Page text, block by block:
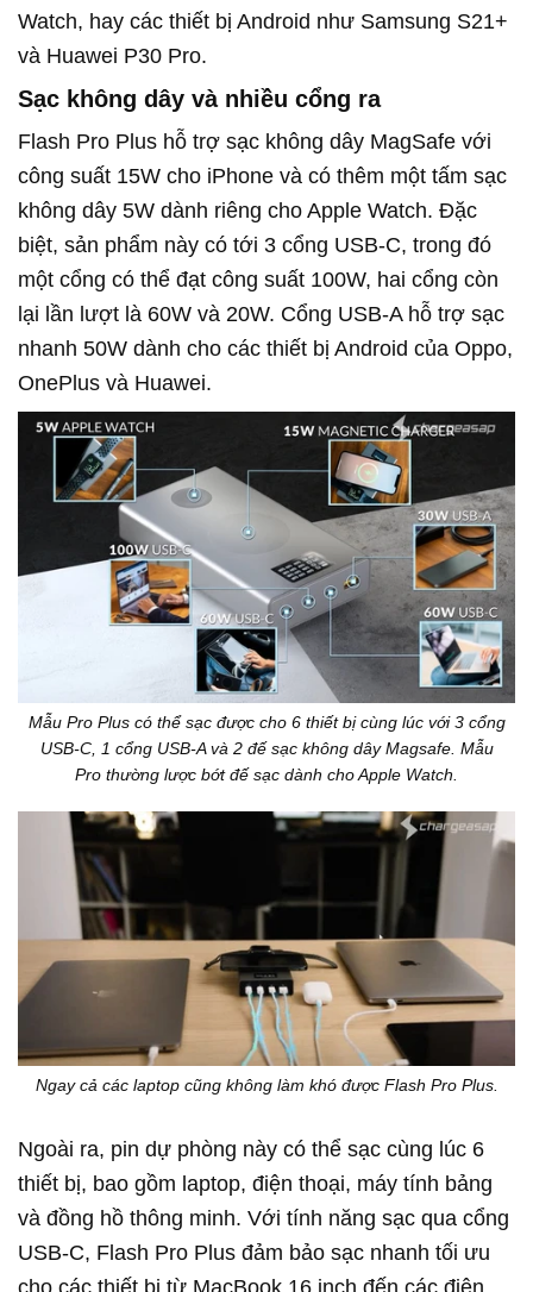
Watch, hay các thiết bị Android như Samsung S21+
và Huawei P30 Pro.
Sạc không dây và nhiều cổng ra
Flash Pro Plus hỗ trợ sạc không dây MagSafe với
công suất 15W cho iPhone và có thêm một tấm sạc
không dây 5W dành riêng cho Apple Watch. Đặc
biệt, sản phẩm này có tới 3 cổng USB-C, trong đó
một cổng có thể đạt công suất 100W, hai cổng còn
lại lần lượt là 60W và 20W. Cổng USB-A hỗ trợ sạc
nhanh 50W dành cho các thiết bị Android của Oppo,
OnePlus và Huawei.
Mẫu Pro Plus có thể sạc được cho 6 thiết bị cùng lúc với 3 cổng
USB-C, 1 cổng USB-A và 2 đế sạc không dây Magsafe. Mẫu
Pro thường lược bớt đế sạc dành cho Apple Watch.
Ngay cả các laptop cũng không làm khó được Flash Pro Plus.
Ngoài ra, pin dự phòng này có thể sạc cùng lúc 6
thiết bị, bao gồm laptop, điện thoại, máy tính bảng
và đồng hồ thông minh. Với tính năng sạc qua cổng
USB-C, Flash Pro Plus đảm bảo sạc nhanh tối ưu
cho các thiết bị từ MacBook 16 inch đến các điện